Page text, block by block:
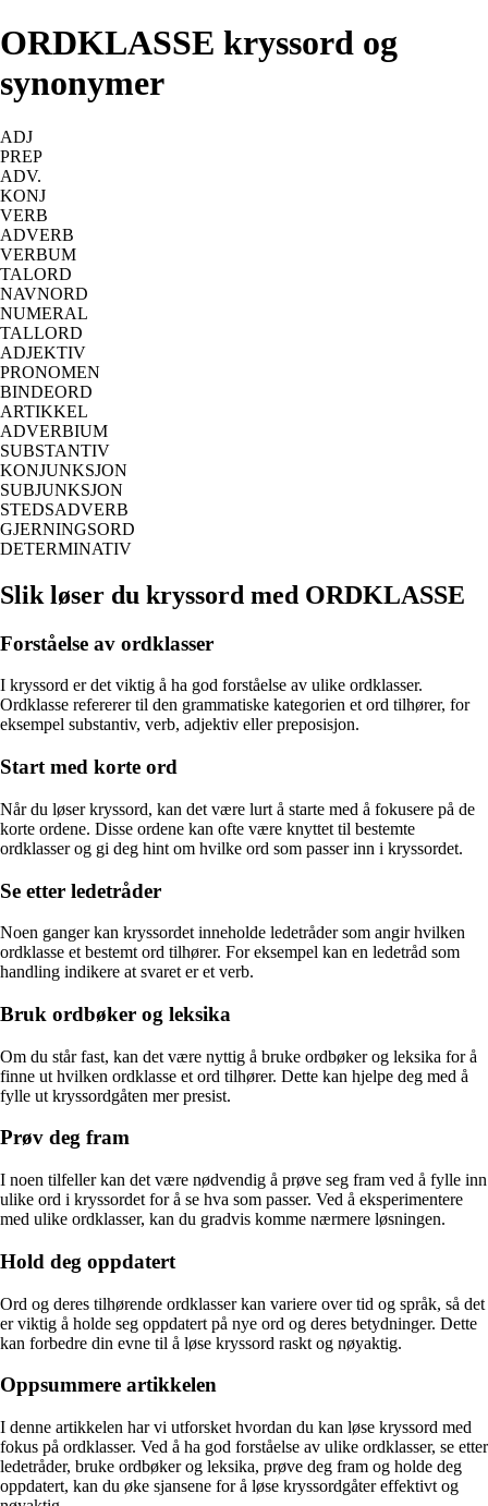
ORDKLASSE kryssord og
synonymer
ADJ
PREP
ADV.
KONJ
VERB
ADVERB
VERBUM
TALORD
NAVNORD
NUMERAL
TALLORD
ADJEKTIV
PRONOMEN
BINDEORD
ARTIKKEL
ADVERBIUM
SUBSTANTIV
KONJUNKSJON
SUBJUNKSJON
STEDSADVERB
GJERNINGSORD
DETERMINATIV
Slik løser du kryssord med ORDKLASSE
Forståelse av ordklasser
I kryssord er det viktig å ha god forståelse av ulike ordklasser.
Ordklasse refererer til den grammatiske kategorien et ord tilhører, for
eksempel substantiv, verb, adjektiv eller preposisjon.
Start med korte ord
Når du løser kryssord, kan det være lurt å starte med å fokusere på de
korte ordene. Disse ordene kan ofte være knyttet til bestemte
ordklasser og gi deg hint om hvilke ord som passer inn i kryssordet.
Se etter ledetråder
Noen ganger kan kryssordet inneholde ledetråder som angir hvilken
ordklasse et bestemt ord tilhører. For eksempel kan en ledetråd som
handling indikere at svaret er et verb.
Bruk ordbøker og leksika
Om du står fast, kan det være nyttig å bruke ordbøker og leksika for å
finne ut hvilken ordklasse et ord tilhører. Dette kan hjelpe deg med å
fylle ut kryssordgåten mer presist.
Prøv deg fram
I noen tilfeller kan det være nødvendig å prøve seg fram ved å fylle inn
ulike ord i kryssordet for å se hva som passer. Ved å eksperimentere
med ulike ordklasser, kan du gradvis komme nærmere løsningen.
Hold deg oppdatert
Ord og deres tilhørende ordklasser kan variere over tid og språk, så det
er viktig å holde seg oppdatert på nye ord og deres betydninger. Dette
kan forbedre din evne til å løse kryssord raskt og nøyaktig.
Oppsummere artikkelen
I denne artikkelen har vi utforsket hvordan du kan løse kryssord med
fokus på ordklasser. Ved å ha god forståelse av ulike ordklasser, se etter
ledetråder, bruke ordbøker og leksika, prøve deg fram og holde deg
oppdatert, kan du øke sjansene for å løse kryssordgåter effektivt og